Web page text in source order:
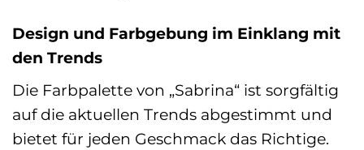
Design und Farbgebung im Einklang mit
den Trends
Die Farbpalette von „Sabrina“ ist sorgfältig
auf die aktuellen Trends abgestimmt und
bietet für jeden Geschmack das Richtige.